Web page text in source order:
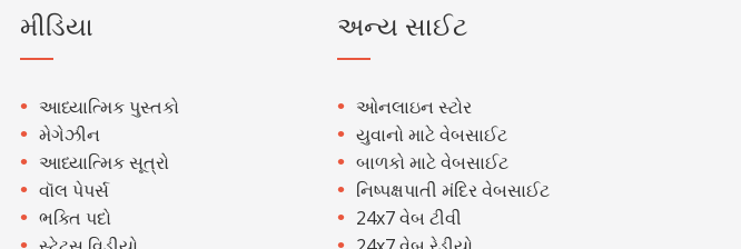
મીડિયા
આધ્યાત્મિક પુસ્તકો
મેગેઝીન
આધ્યાત્મિક સૂત્રો
વૉલ પેપર્સ
ભક્તિ પદો
અન્ય સાઈટ
ઓનલાઇન સ્ટોર
યુવાનો માટે વેબસાઈટ
બાળકો માટે વેબસાઈટ
નિષ્પક્ષપાતી મંદિર વેબસાઈટ
24x7 વેબ ટીવી